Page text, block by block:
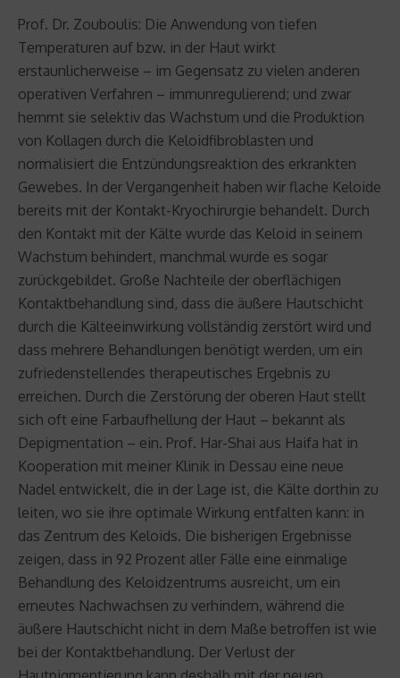
Prof. Dr. Zouboulis: Die Anwendung von tiefen
Temperaturen auf bzw. in der Haut wirkt
erstaunlicherweise – im Gegensatz zu vielen anderen
operativen Verfahren – immunregulierend; und zwar
hemmt sie selektiv das Wachstum und die Produktion
von Kollagen durch die Keloidfibroblasten und
normalisiert die Entzündungsreaktion des erkrankten
Gewebes. In der Vergangenheit haben wir flache Keloide
bereits mit der Kontakt-Kryochirurgie behandelt. Durch
den Kontakt mit der Kälte wurde das Keloid in seinem
Wachstum behindert, manchmal wurde es sogar
zurückgebildet. Große Nachteile der oberflächigen
Kontaktbehandlung sind, dass die äußere Hautschicht
durch die Kälteeinwirkung vollständig zerstört wird und
dass mehrere Behandlungen benötigt werden, um ein
zufriedenstellendes therapeutisches Ergebnis zu
erreichen. Durch die Zerstörung der oberen Haut stellt
sich oft eine Farbaufhellung der Haut – bekannt als
Depigmentation – ein. Prof. Har-Shai aus Haifa hat in
Kooperation mit meiner Klinik in Dessau eine neue
Nadel entwickelt, die in der Lage ist, die Kälte dorthin zu
leiten, wo sie ihre optimale Wirkung entfalten kann: in
das Zentrum des Keloids. Die bisherigen Ergebnisse
zeigen, dass in 92 Prozent aller Fälle eine einmalige
Behandlung des Keloidzentrums ausreicht, um ein
erneutes Nachwachsen zu verhindern, während die
äußere Hautschicht nicht in dem Maße betroffen ist wie
bei der Kontaktbehandlung. Der Verlust der